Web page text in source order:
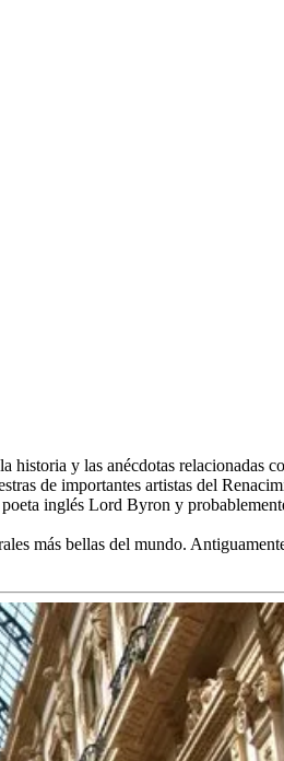
y las anécdotas relacionadas
de importantes artistas del
inglés Lord Byron y
más bellas del mundo.